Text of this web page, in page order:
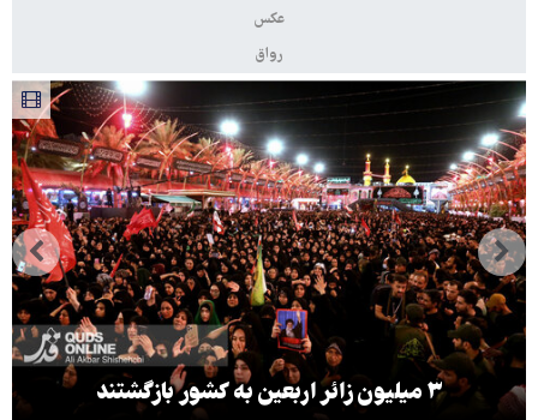
عکس
رواق
۳ میلیون زائر اربعین به کشور بازگشتند